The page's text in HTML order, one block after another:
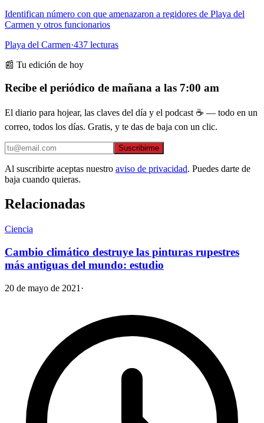
Identifican número con que amenazaron a regidores de Playa del
Carmen y otros funcionarios
Playa del Carmen·437 lecturas
📰 Tu edición de hoy
Recibe el periódico de mañana a las 7:00 am
El diario para hojear, las claves del día y el podcast ☕ — todo en un
correo, todos los días. Gratis, y te das de baja con un clic.
Suscribirme
Al suscribirte aceptas nuestro aviso de privacidad. Puedes darte de
baja cuando quieras.
Relacionadas
Ciencia
Cambio climático destruye las pinturas rupestres
más antiguas del mundo: estudio
20 de mayo de 2021 ·